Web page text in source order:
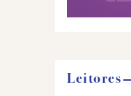
Leitores